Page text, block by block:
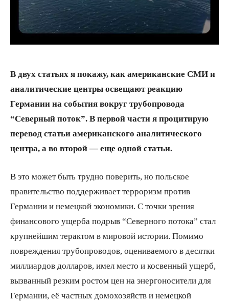
В двух статьях я покажу, как американские СМИ и
аналитические центры освещают реакцию
Германии на события вокруг трубопровода
“Северный поток”. В первой части я процитирую
перевод статьи американского аналитического
центра, а во второй — еще одной статьи.
В это может быть трудно поверить, но польское
правительство поддерживает терроризм против
Германии и немецкой экономики. С точки зрения
финансового ущерба подрыв “Северного потока” стал
крупнейшим терактом в мировой истории. Помимо
повреждения трубопроводов, оцениваемого в десятки
миллиардов долларов, имел место и косвенный ущерб,
вызванный резким ростом цен на энергоносители для
Германии, её частных домохозяйств и немецкой